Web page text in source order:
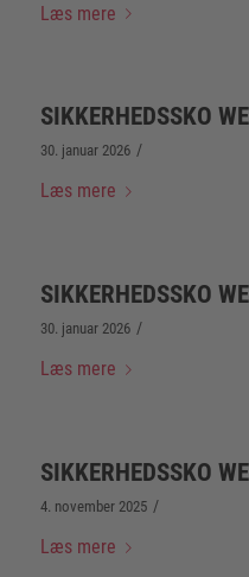
Læs mere
SIKKERHEDSSKO
30. januar 2026 /
Læs mere
SIKKERHEDSSKO
30. januar 2026 /
Læs mere
SIKKERHEDSSKO
4. november 2025 /
Læs mere